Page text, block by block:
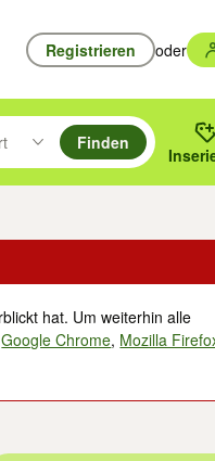
Registrieren oder
durchsuchen und mit
um zu suchen, oder
des gewählten Orts oder
Finden
hat. Um weiterhin alle
Google Chrome, Mozilla